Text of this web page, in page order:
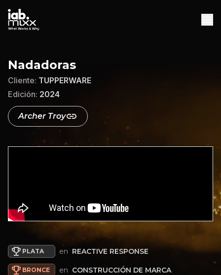
INICIO
AGENCIAS
DESCARGAS
DESCARGAR WHITEPAPER
Nadadoras
Cliente: TUPPERWARE
Edición: 2024
Archer Troy
PLATA en REACTIVE RESPONSE
BRONCE en CONSTRUCCIÓN DE MARCA